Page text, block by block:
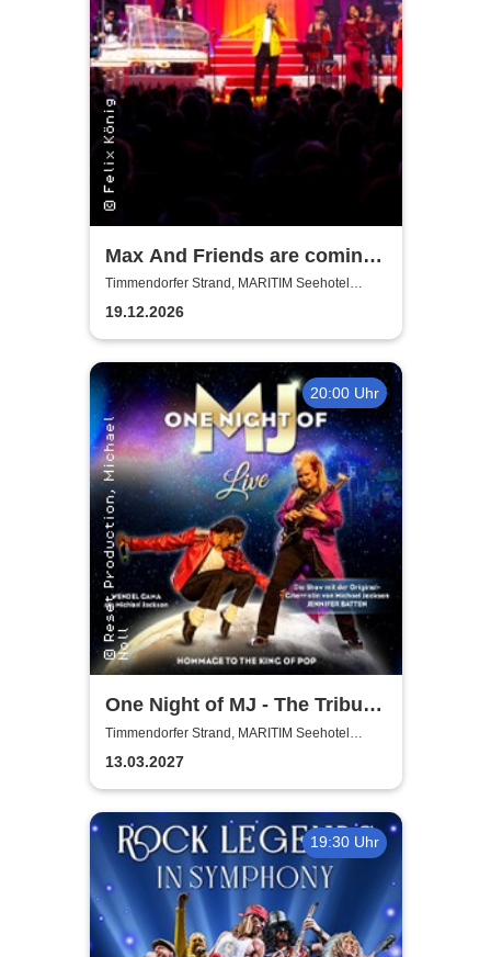
Max And Friends are coming
to Town
Timmendorfer Strand, MARITIM Seehotel
Timmendorfer Strand
19.12.2026
20:00 Uhr
One Night of MJ - The Tribute
to The King of Pop!
Timmendorfer Strand, MARITIM Seehotel
Timmendorfer Strand
13.03.2027
19:30 Uhr